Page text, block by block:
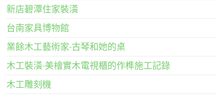
新店碧潭住家裝潢
台南家具博物館
業餘木工藝術家-古琴和她的桌
木工裝潢-美檜實木電視櫃的作榫施工記錄
木工雕刻機